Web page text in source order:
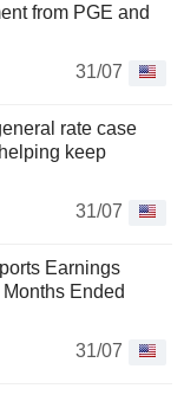
from PGE and
31/07
rate case
keep
31/07
Earnings
Ended
31/07